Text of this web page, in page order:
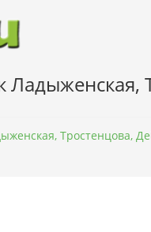
Ладыженская,
Тростенцова,